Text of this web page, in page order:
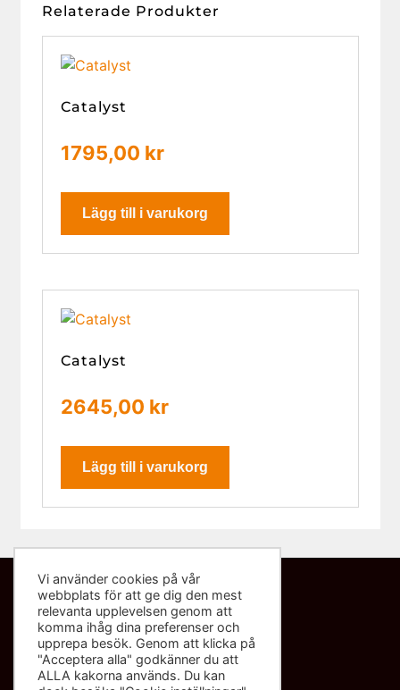
Relaterade Produkter
Catalyst
1795,00 kr
Lägg till i varukorg
Catalyst
2645,00 kr
Lägg till i varukorg
Kontakta oss
info@sliponbutiken.se
0708-423272
Vi använder cookies på vår
webbplats för att ge dig den mest
relevanta upplevelsen genom att
komma ihåg dina preferenser och
upprepa besök. Genom att klicka på
"Acceptera alla" godkänner du att
ALLA kakorna används. Du kan